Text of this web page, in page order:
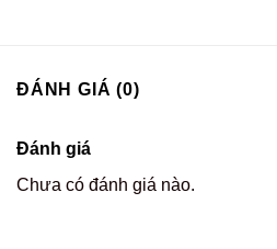
ĐÁNH GIÁ (0)
Đánh giá
Chưa có đánh giá nào.